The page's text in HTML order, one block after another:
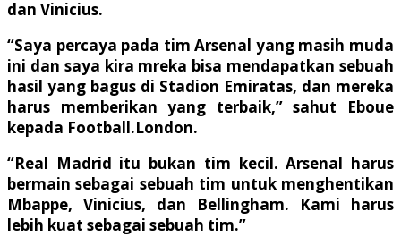
dan Vinicius.
“Saya percaya pada tim Arsenal yang masih muda
ini dan saya kira mreka bisa mendapatkan sebuah
hasil yang bagus di Stadion Emiratas, dan mereka
harus memberikan yang terbaik,” sahut Eboue
kepada Football.London.
“Real Madrid itu bukan tim kecil. Arsenal harus
bermain sebagai sebuah tim untuk menghentikan
Mbappe, Vinicius, dan Bellingham. Kami harus
lebih kuat sebagai sebuah tim.”